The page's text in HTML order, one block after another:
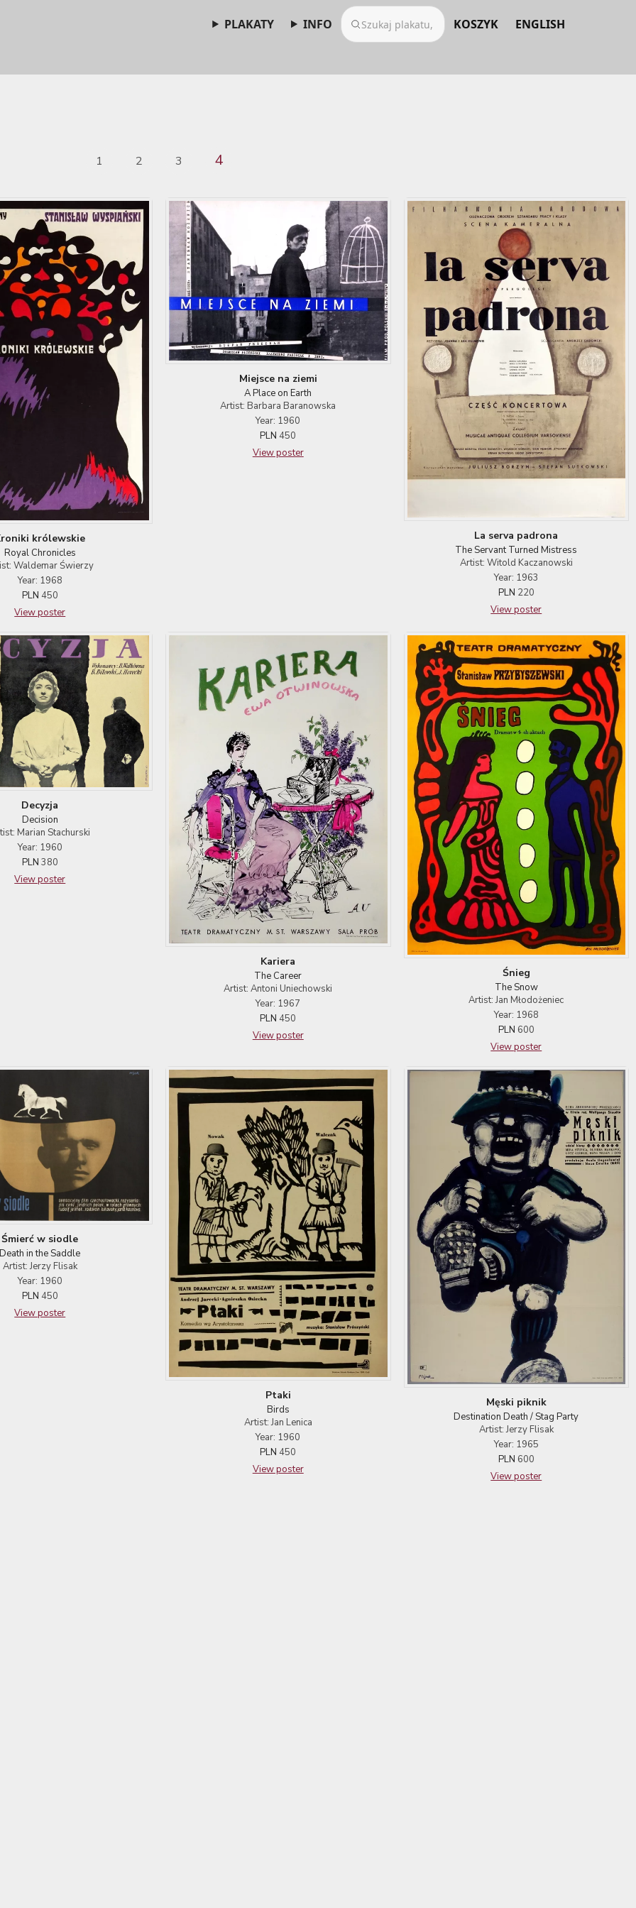
PLAKATY INFO KOSZYK ENGLISH
1 2 3 4
królewskie
Royal Chronicles
Waldemar Świerzy
Year: 1968
PLN 450
View poster
Miejsce na ziemi
A Place on Earth
Artist: Barbara Baranowska
Year: 1960
PLN 450
View poster
La serva padrona
The Servant Turned Mistress
Artist: Witold Kaczanowski
Year: 1963
PLN 220
View poster
Decyzja
Decision
Marian Stachurski
Year: 1960
PLN 380
View poster
Kariera
The Career
Artist: Antoni Uniechowski
Year: 1967
PLN 450
View poster
Śnieg
The Snow
Artist: Jan Młodożeniec
Year: 1968
PLN 600
View poster
Śmierć w siodle
Death in the Saddle
Artist: Jerzy Flisak
Year: 1960
PLN 450
View poster
Ptaki
Birds
Artist: Jan Lenica
Year: 1960
PLN 450
View poster
Męski piknik
Destination Death / Stag Party
Artist: Jerzy Flisak
Year: 1965
PLN 600
View poster